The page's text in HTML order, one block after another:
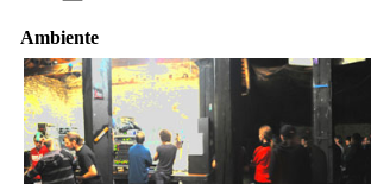
Ambiente